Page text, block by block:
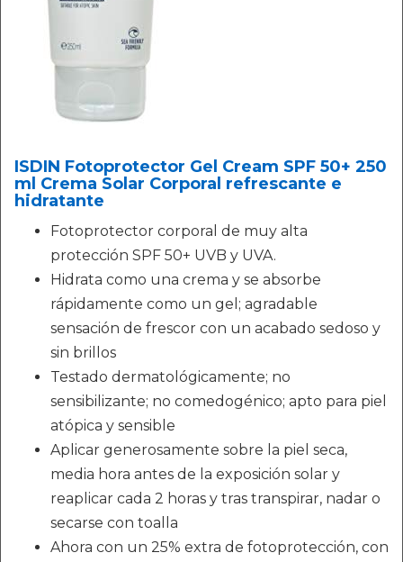
ISDIN Fotoprotector Gel Cream SPF 50+ 250
ml Crema Solar Corporal refrescante e
hidratante
Fotoprotector corporal de muy alta
protección SPF 50+ UVB y UVA.
Hidrata como una crema y se absorbe
rápidamente como un gel; agradable
sensación de frescor con un acabado sedoso y
sin brillos
Testado dermatológicamente; no
sensibilizante; no comedogénico; apto para piel
atópica y sensible
Aplicar generosamente sobre la piel seca,
media hora antes de la exposición solar y
reaplicar cada 2 horas y tras transpirar, nadar o
secarse con toalla
Ahora con un 25% extra de fotoprotección, con